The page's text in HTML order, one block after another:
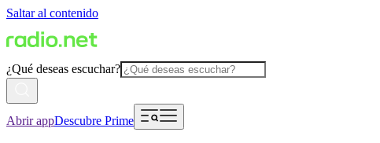
Saltar al contenido
¿Qué deseas escuchar?
Abrir appDescubre Prime